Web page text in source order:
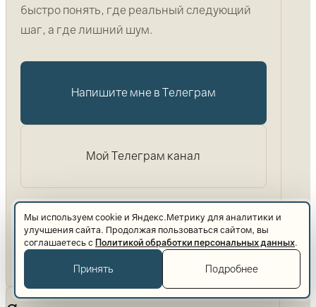
быстро понять, где реальный следующий
шаг, а где лишний шум.
Напишите мне в Телеграм
Мой Телеграм канал
Обычно хватает 2–3 сообщений, чтобы понять,
могу ли я здесь реально помочь и в каком
формате лучше двигаться дальше.
Мы используем cookie и Яндекс.Метрику для аналитики и
улучшения сайта. Продолжая пользоваться сайтом, вы
соглашаетесь с Политикой обработки персональных данных.
Принять Подробнее